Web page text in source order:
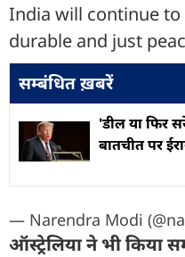
India will continue
durable and just
सम्बंधित ख़बरें
'डील या फिर
बातचीत पर
— Narendra Modi
ऑस्ट्रेलिया ने भी किया